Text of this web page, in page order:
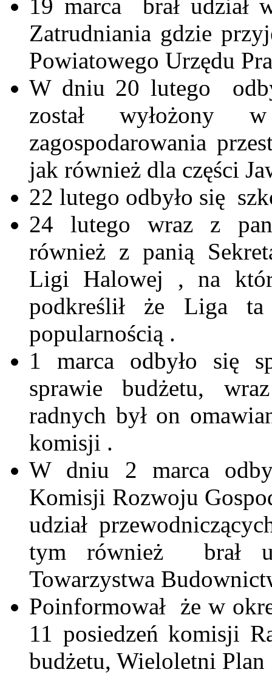
19 marca
brał udział
Zatrudniania gdzie
Powiatowego Urzędu
W dniu 20 lutego
został wyłożony
zagospodarowania
jak również dla części
22 lutego odbyło się
24 lutego wraz z
również z panią
Ligi Halowej , na
podkreślił że Liga
popularnością .
1 marca odbyło się
sprawie budżetu,
radnych był on
komisji .
W dniu 2 marca
Komisji Rozwoju
udział
tym również
brał
Towarzystwa
Poinformował że w
11 posiedzeń komisji
budżetu, Wieloletni Plan